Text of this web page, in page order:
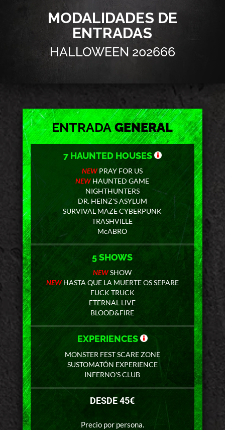
MODALIDADES DE
ENTRADAS
HALLOWEEN 202666
ENTRADAGENERAL
7 HAUNTED HOUSES
NEW PRAY FOR US
NEW HAUNTED GAME
NIGHTHUNTERS
DR. HEINZ'S ASYLUM
SURVIVAL MAZE CYBERPUNK
TRASHVILLE
McABRO
5 SHOWS
NEWSHOW
NEW HASTA QUE LA MUERTE OS SEPARE
FUCK TRUCK
ETERNAL LIVE
BLOOD&FIRE
EXPERIENCES
MONSTER FEST SCARE ZONE
SUSTOMATÓN EXPERIENCE
INFERNO'S CLUB
DESDE 45€
Precio por persona.